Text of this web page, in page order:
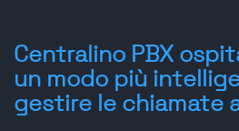
Centralino PBX
un modo più
gestire le chiamate